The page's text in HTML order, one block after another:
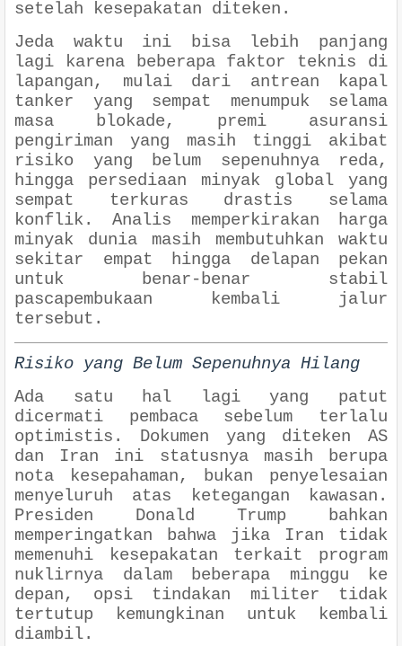
setelah kesepakatan diteken.
Jeda waktu ini bisa lebih panjang
lagi karena beberapa faktor teknis di
lapangan, mulai dari antrean kapal
tanker yang sempat menumpuk selama
masa blokade, premi asuransi
pengiriman yang masih tinggi akibat
risiko yang belum sepenuhnya reda,
hingga persediaan minyak global yang
sempat terkuras drastis selama
konflik. Analis memperkirakan harga
minyak dunia masih membutuhkan waktu
sekitar empat hingga delapan pekan
untuk benar-benar stabil
pascapembukaan kembali jalur
tersebut.
Risiko yang Belum Sepenuhnya Hilang
Ada satu hal lagi yang patut
dicermati pembaca sebelum terlalu
optimistis. Dokumen yang diteken AS
dan Iran ini statusnya masih berupa
nota kesepahaman, bukan penyelesaian
menyeluruh atas ketegangan kawasan.
Presiden Donald Trump bahkan
memperingatkan bahwa jika Iran tidak
memenuhi kesepakatan terkait program
nuklirnya dalam beberapa minggu ke
depan, opsi tindakan militer tidak
tertutup kemungkinan untuk kembali
diambil.